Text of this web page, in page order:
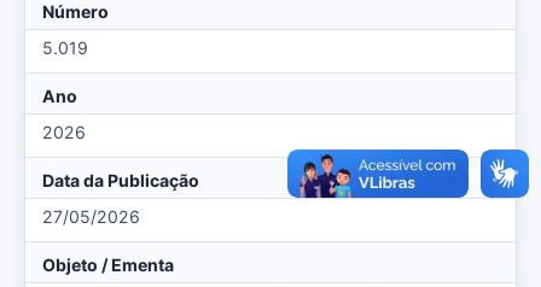
Número
5.019
Ano
2026
Data da Publicação
27/05/2026
Objeto / Ementa